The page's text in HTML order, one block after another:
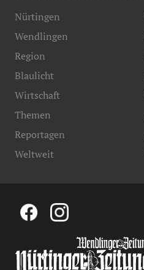
Nürtingen
Wendlingen
Region
Blaulicht
Wirtschaft
Themen
Reportagen
Weltweit